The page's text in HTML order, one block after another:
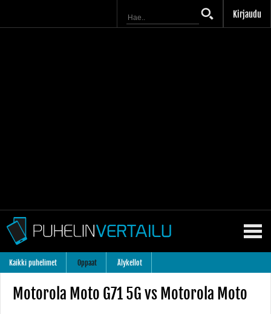
Kirjaudu
Kaikki puhelimet Oppaat Älykellot
Motorola Moto G71 5G vs Motorola Moto